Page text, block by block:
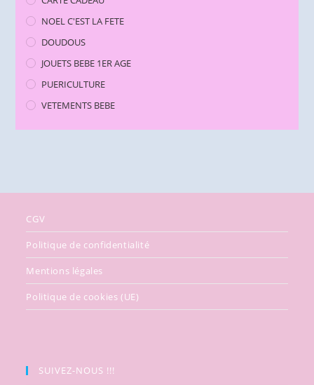
NOEL C'EST LA FETE
DOUDOUS
JOUETS BEBE 1ER AGE
PUERICULTURE
VETEMENTS BEBE
CGV
Politique de confidentialité
Mentions légales
Politique de cookies (UE)
SUIVEZ-NOUS !!!